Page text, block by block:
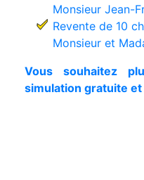
Monsieur Jean-
Revente de 10
Monsieur et
Vous souhaitez
simulation gratuite